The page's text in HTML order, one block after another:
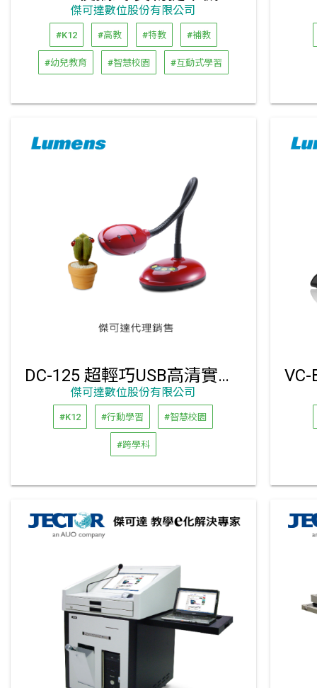
傑可達數位股份有限公司
#K12 #高教 #特教 #補教
#幼兒教育 #智慧校園 #互動式學習
DC-125 超輕巧USB高清實物提示機｜傑可達代理銷售
傑可達數位股份有限公司
#K12 #行動學習 #智慧校園
#跨學科